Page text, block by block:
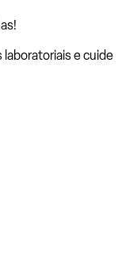
e cuide